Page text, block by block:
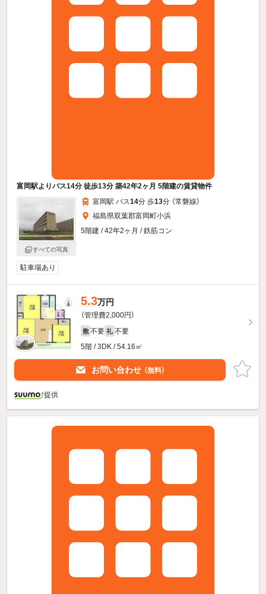
富岡駅よりバス14分 徒歩13分 築42年2ヶ月 5階建の賃貸物件
すべての写真
富岡駅 バス14分 歩13分 （常磐線）
福島県双葉郡富岡町小浜
5階建 / 42年2ヶ月 / 鉄筋コン
駐車場あり
5.3万円
（管理費2,000円）
敷 不要 礼 不要
5階 / 3DK / 54.16㎡
お問い合わせ （無料）
提供